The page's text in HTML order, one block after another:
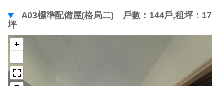
A03標準配備屋(格局二) 戶數：144戶,租坪：17
坪